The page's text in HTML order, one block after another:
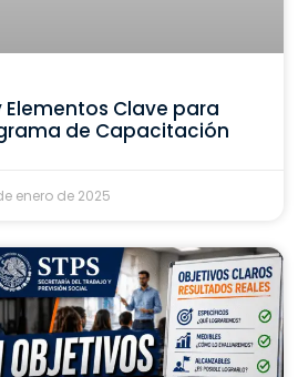
Clave para
de Capacitación
enero de 2025